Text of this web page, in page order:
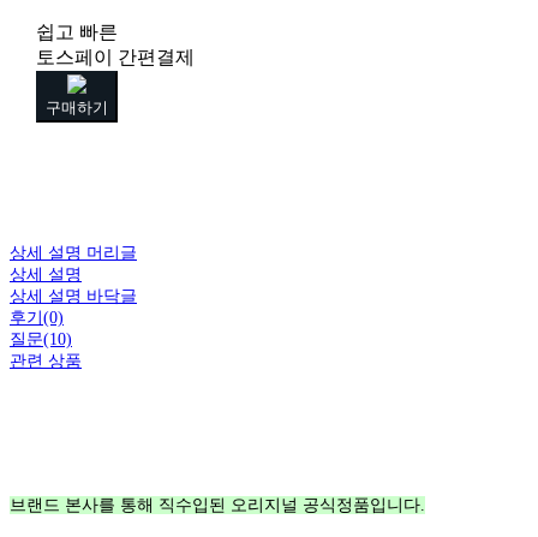
쉽고 빠른
토스페이 간편결제
구매하기
상세 설명 머리글
상세 설명
상세 설명 바닥글
후기(0)
질문(10)
관련 상품
브랜드 본사를 통해 직수입된 오리지널 공식정품입니다.